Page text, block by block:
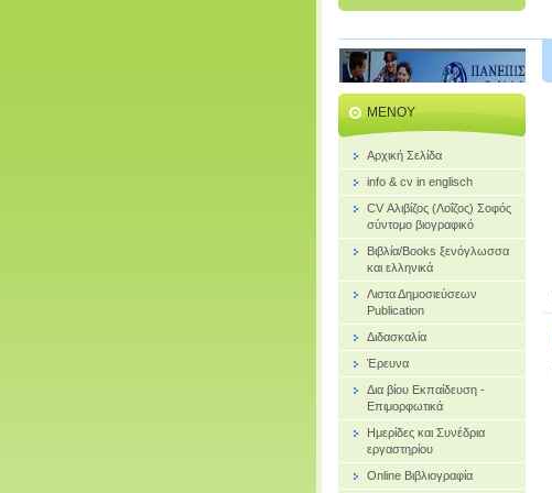
ΜΕΝΟΎ
Αρχική Σελίδα
info & cv in englisch
CV Αλιβίζος (Λοΐζος) Σοφός
σύντομο βιογραφικό
Bιβλία/Books ξενόγλωσσα
και ελληνικά
Λιστα Δημοσιεύσεων
Publication
Διδασκαλία
Έρευνα
Δια βίου Εκπαίδευση -
Επιμορφωτικά
Ημερίδες και Συνέδρια
εργαστηρίου
Online Βιβλιογραφία